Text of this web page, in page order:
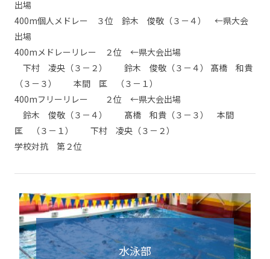
出場
400m個人メドレー ３位 鈴木 俊敬（３－４） ←県大会
出場
400mメドレーリレー ２位 ←県大会出場
下村 凌央（３－２） 鈴木 俊敬（３－４） 髙橋 和貴
（３－３） 本間 匡 （３－１）
400mフリーリレー ２位 ←県大会出場
鈴木 俊敬（３－４） 髙橋 和貴（３－３） 本間
匡 （３－１） 下村 凌央（３－２）
学校対抗 第２位
水泳部